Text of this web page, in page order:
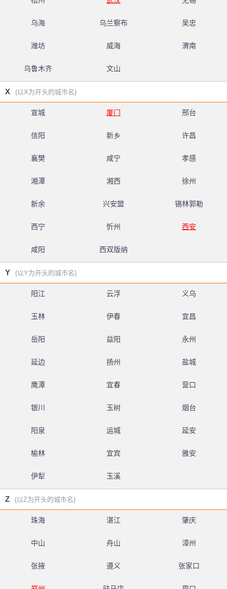
乌海 乌兰察布 吴忠
潍坊 威海 渭南
乌鲁木齐 文山
X (以X为开头的城市名)
宣城 厦门 邢台
信阳 新乡 许昌
襄樊 咸宁 孝感
湘潭 湘西 徐州
新余 兴安盟 锡林郭勒
西宁 忻州 西安
咸阳 西双版纳
Y (以Y为开头的城市名)
阳江 云浮 义乌
玉林 伊春 宜昌
岳阳 益阳 永州
延边 扬州 盐城
鹰潭 宜春 营口
银川 玉树 烟台
阳泉 运城 延安
榆林 宜宾 雅安
伊犁 玉溪
Z (以Z为开头的城市名)
珠海 湛江 肇庆
中山 舟山 漳州
张掖 遵义 张家口